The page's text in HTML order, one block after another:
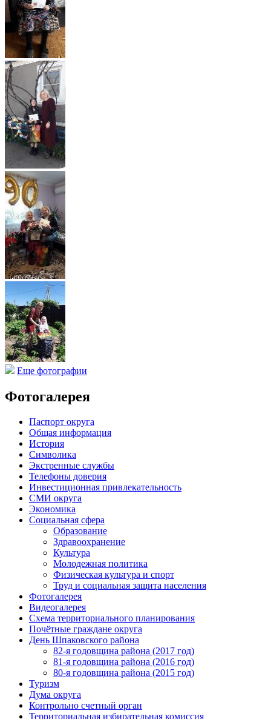
Еще фотографии
Фотогалерея
Паспорт округа
Общая информация
История
Символика
Экстренные службы
Телефоны доверия
Инвестиционная привлекательность
СМИ округа
Экономика
Социальная сфера
Образование
Здравоохранение
Культура
Молодежная политика
Физическая культура и спорт
Труд и социальная защита населения
Фотогалерея
Видеогалерея
Схема территориального планирования
Почётные граждане округа
День Шпаковского района
82-я годовщина района (2017 год)
81-я годовщина района (2016 год)
80-я годовщина района (2015 год)
Туризм
Дума округа
Контрольно счетный орган
Территориальная избирательная комиссия